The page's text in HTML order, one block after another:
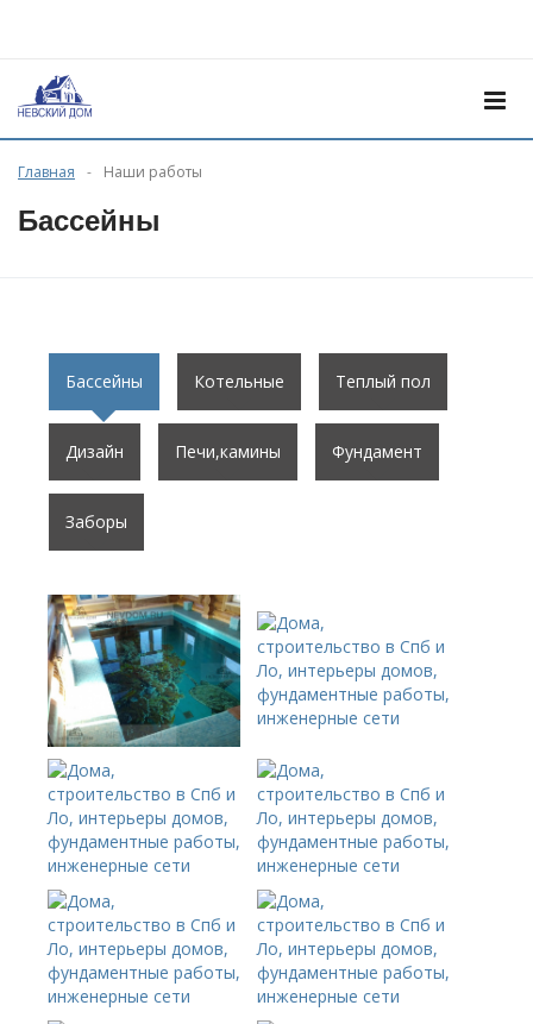
Главная Наши работы
Бассейны
Бассейны Котельные Теплый пол
Дизайн Печи,камины Фундамент
Заборы